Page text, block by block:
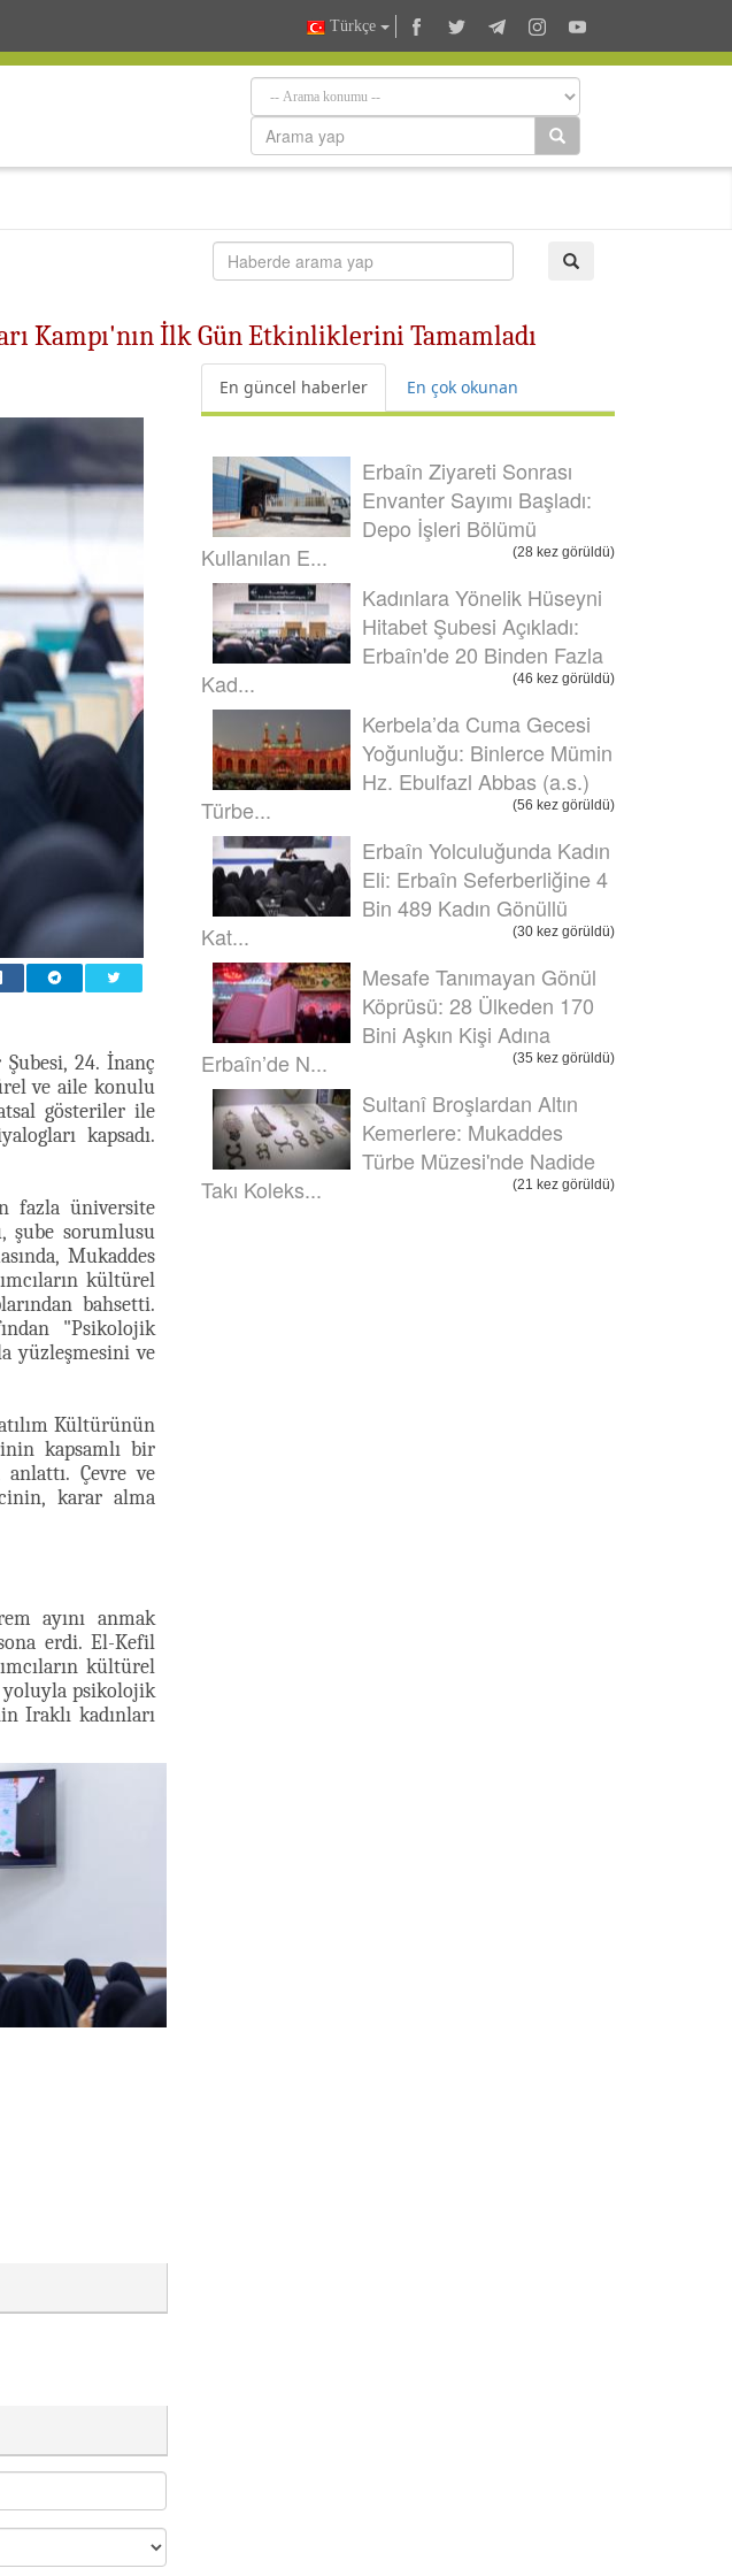
Türkçe
Kampı'nın İlk Gün Etkinliklerini Tamamladı
24. İnanç
ve aile konulu
gösteriler ile
kapsadı.
fazla üniversite
şube sorumlusu
Mukaddes
kültürel
bahsetti.
"Psikolojik
yüzleşmesini ve
Kültürünün
kapsamlı bir
Çevre ve
karar alma
ayını anmak
erdi. El-Kefil
kültürel
yoluyla psikolojik
Iraklı kadınları
En güncel haberler En çok okunan
Erbaîn Ziyareti Sonrası
Envanter Sayımı Başladı:
Depo İşleri Bölümü
Kullanılan E...
(28 kez görüldü)
Kadınlara Yönelik Hüseyni
Hitabet Şubesi Açıkladı:
Erbaîn'de 20 Binden Fazla
Kad...
(46 kez görüldü)
Kerbela’da Cuma Gecesi
Yoğunluğu: Binlerce Mümin
Hz. Ebulfazl Abbas (a.s.)
Türbe...
(56 kez görüldü)
Erbaîn Yolculuğunda Kadın
Eli: Erbaîn Seferberliğine 4
Bin 489 Kadın Gönüllü
Kat...
(30 kez görüldü)
Mesafe Tanımayan Gönül
Köprüsü: 28 Ülkeden 170
Bini Aşkın Kişi Adına
Erbaîn’de N...
(35 kez görüldü)
Sultanî Broşlardan Altın
Kemerlere: Mukaddes
Türbe Müzesi'nde Nadide
Takı Koleks...
(21 kez görüldü)